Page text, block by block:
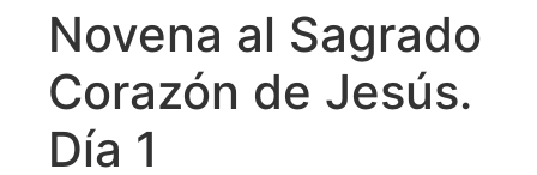
Novena al Sagrado
Corazón de Jesús.
Día 1